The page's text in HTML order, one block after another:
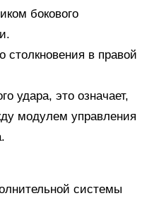
бокового
столкновения в правой
удара, это означает,
модулем управления
системы